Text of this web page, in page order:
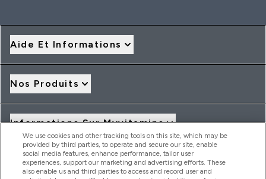
Aide Et Informations
Nos Produits
Informations Sur Myvitamins
Offres Et Réductions
We use cookies and other tracking tools on this site, which may be
provided by third parties, to operate and secure our site, enable
social media features, enhance performance, tailor user
experiences, support our marketing and advertising efforts. These
also enable us and third parties to access and record user and